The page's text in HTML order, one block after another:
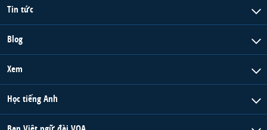
Tin tức
Blog
Xem
Học tiếng Anh